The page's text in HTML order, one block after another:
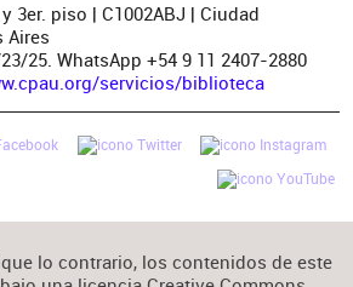
3er. piso | C1002ABJ | Ciudad
Aires
25. WhatsApp +54 9 11 2407-2880
servicios/biblioteca
lo contrario, los contenidos de este